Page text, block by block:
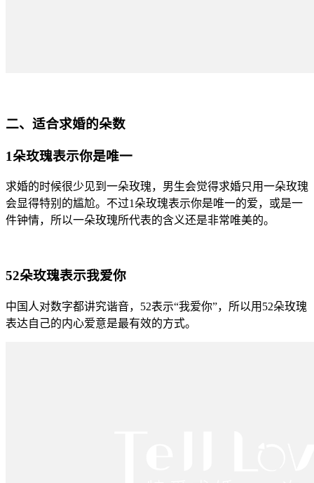
二、适合求婚的朵数
1朵玫瑰表示你是唯一
求婚的时候很少见到一朵玫瑰，男生会觉得求婚只用一朵玫瑰
会显得特别的尴尬。不过1朵玫瑰表示你是唯一的爱，或是一
件钟情，所以一朵玫瑰所代表的含义还是非常唯美的。
52朵玫瑰表示我爱你
中国人对数字都讲究谐音，52表示“我爱你”，所以用52朵玫瑰
表达自己的内心爱意是最有效的方式。